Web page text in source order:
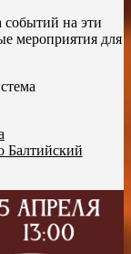
на эти
мероприятия для
Балтийский